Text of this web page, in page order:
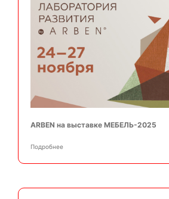
ARBEN на выставке МЕБЕЛЬ-2025
Подробнее